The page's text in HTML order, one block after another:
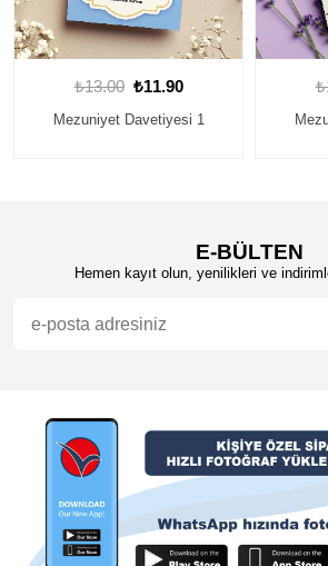
₺13.00 ₺11.90
Mezuniyet Davetiyesi 5
E-BÜLTEN
Hemen kayıt olun, yenilikleri ve